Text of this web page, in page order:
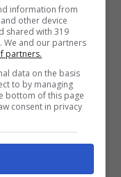
andare ad
stanno
ma c’è
impegni e con
spalle non
tornare di
Stiamo
information from
other device
shared with 319
We and our partners
partners.
data on the basis
to by managing
bottom of this page
consent in privacy